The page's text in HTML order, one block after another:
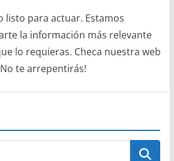
listo para actuar. Estamos
la información más relevante
lo requieras. Checa nuestra web
te arrepentirás!